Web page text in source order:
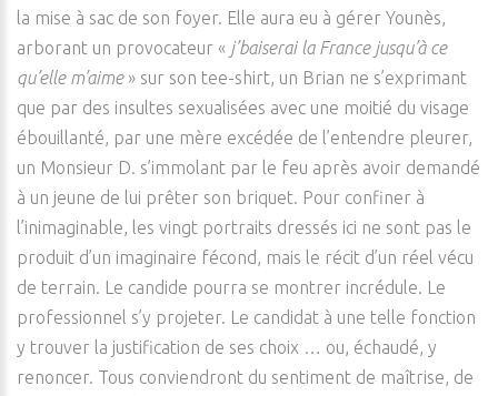
la mise à sac de son foyer. Elle aura eu à gérer Younès,
arborant un provocateur « j’baiserai la France jusqu’à ce
qu’elle m’aime» sur son tee-shirt, un Brian ne s’exprimant
que par des insultes sexualisées avec une moitié du visage
ébouillanté, par une mère excédée de l’entendre pleurer,
un Monsieur D. s’immolant par le feu après avoir demandé
à un jeune de lui prêter son briquet. Pour confiner à
l’inimaginable, les vingt portraits dressés ici ne sont pas le
produit d’un imaginaire fécond, mais le récit d’un réel vécu
de terrain. Le candide pourra se montrer incrédule. Le
professionnel s’y projeter. Le candidat à une telle fonction
y trouver la justification de ses choix … ou, échaudé, y
renoncer. Tous conviendront du sentiment de maîtrise, de